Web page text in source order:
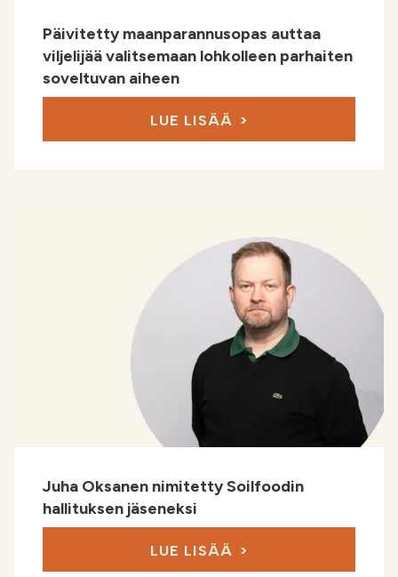
Päivitetty maanparannusopas auttaa
viljelijää valitsemaan lohkolleen parhaiten
soveltuvan aiheen
LUE LISÄÄ
Juha Oksanen nimitetty Soilfoodin
hallituksen jäseneksi
LUE LISÄÄ